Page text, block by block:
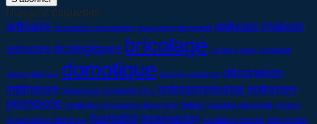
Nuage d’étiquettes
artisans assurance construction assurance décennale astuces maison
astuces écologiques bricolage citroën jumpy plomberie
design intérieur domotique douche vestiaires décoration
intérieure dépannage plomberie paris entrepreneuriat entretien
plomberie explication assurance décennale fieldpro garantie décennale gestion
d'intervention plombiers humidité innovation installation douche intervention